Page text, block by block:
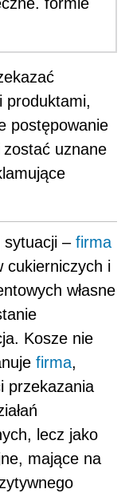
produktami,
postępowanie
uznane
sytuacji – firma
cukierniczych i
własne
Kosze nie
firma,
przekazania
lecz jako
mające na